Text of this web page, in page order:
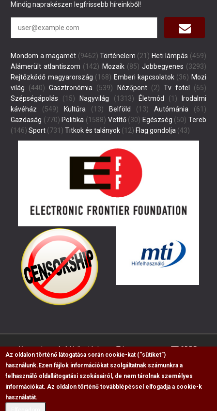
Mindig naprakészen legfrissebb híreinkből!
Mondom a magamét (9462) Történelem (21) Heti lámpás (459)
Alámerült atlantiszom (142) Mozaik(85) Jobbegyenes (3293)
Rejtőzködő magyarország (168) Emberi kapcsolatok(36) Mozi
világ (440) Gasztronómia (539) Nézőpont(2) Tv fotel
(65)
Szépségápolás (15) Nagyvilág (1313) Életmód (1)
Irodalmi
kávéház (549) Kultúra (13) Belföld (13) Autómánia(61)
Gazdaság (770) Politika (1588) Vetítő(30) Egészség (50) Tereb
(146) Sport (731) Titkok és talányok (12) Flag gondolja (43)
Kapcsolat Médiaajánlat Impresszum GDPR
RSS
Copyright © 2009-2026, Flag Polgári Magazin saját
Az oldalon történő látogatása során cookie-kat (“sütiket”)
használunk. Ezen fájlok információkat szolgáltatnak számunkra a
felhasználó oldallátogatási szokásairól, de nem tárolnak személyes
információkat. Az oldalon történő továbblépéssel elfogadja a cookie-k
használatát.